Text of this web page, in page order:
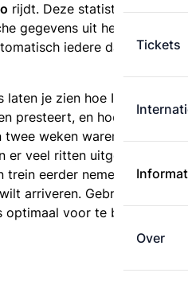
Tickets
Over
rijdt. Deze statistieken zijn
gegevens uit het
iedere dag
je zien hoe Intercity
presteert, en hoe de
weken waren. Is deze
veel ritten uitgevallen?
trein eerder nemen als je
arriveren. Gebruik de
voor te bereiden.